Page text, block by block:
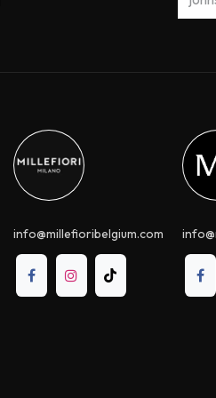
info@millefioribelgium.com